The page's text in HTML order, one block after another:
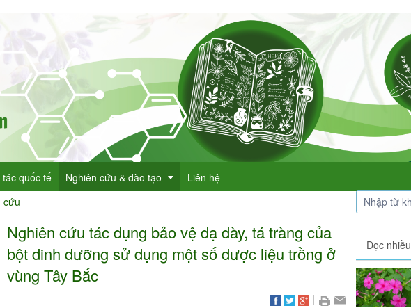
lục cây thuốc
cây thuốc Việt Nam
tác quốc tế Nghiên cứu & đào tạo
Dự án KHCN
Đề tài nghiên cứu
Liên hệ
cứu
Nghiên cứu tác dụng bảo vệ dạ dày, tá tràng của
bột dinh dưỡng sử dụng một số dược liệu trồng ở
vùng Tây Bắc
|
Đọc nhiều